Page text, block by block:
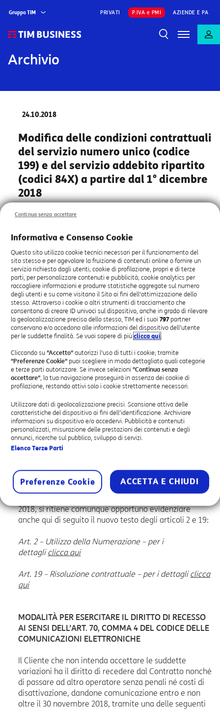
Gruppo TIM PRIVATI P.IVA e PMI AZIENDE E PA
Archivio
24.10.2018
Modifica delle condizioni contrattuali
del servizio numero unico (codice
199) e del servizio addebito ripartito
(codici 84X) a partire dal 1° dicembre
2018
A partiredal 1° dicembre 2018
regolano il “Servizio Numero Unico e Addebito
Ripartito” di seguito specificate, ai sensi della vigente
normativa, con particolare riferimento alle Delibere
AGCom n. 8/15/CIR e n. 133/18/CIR e successive
modifiche e integrazioni (di seguito s.m.i.).
Sono stati quindi modificati i seguenti articoli:
Art. 2 – Utilizzo della Numerazione; Art. 4 –
Perfezionamento, Durata del Contratto – Recesso; Art.
offerta del Servizio – modifiche; Art. 11 – Trattamento
dei dati personali ai sensi del D. Lgs. 196/03; Art. 12 –
Informazioni da fornire al chiamante Delibera 8/15/CIR
e s.m.i.; ART. 16 – Nullità delle clausole; ART. 17 –
Indennità per il ritardato pagamento – rivalsa; Art. 18
– Sospensione del Servizio per ritardato pagamento;
Art. 19 – Risoluzione contrattuale.
Il testo integrale aggiornato delle Condizioni
sottoscrittori, oppure è consultabilequi
2018, si ritiene comunque opportuno evidenziare
anche qui di seguito il nuovo testo degli articoli 2 e 19:
Art. 2 – Utilizzo della Numerazione – per i
dettagliclicca qui
Art. 19 – Risoluzione contrattuale – per i dettagliclicca
qui
MODALITÀ PER ESERCITARE IL DIRITTO DI RECESSO
AI SENSI DELL’ART. 70, COMMA 4 DEL CODICE DELLE
COMUNICAZIONI ELETTRONICHE
Il Cliente che non intenda accettare le suddette
variazioni ha il diritto di recedere dal Contratto nonché
di passare ad altro operatore senza penali né costi di
disattivazione, dandone comunicazione entro e non
oltre il 30 novembre 2018, tramite una delle seguenti
Informativa e Consenso Cookie
Questo sito utilizza cookie tecnici necessari per il funzionamento del
sito stesso e per agevolare la fruizione di contenuti online o fornire un
servizio richiesto dagli utenti; cookie di profilazione, propri e di terze
parti, per personalizzare contenuti e pubblicità; cookie analytics per
raccogliere informazioni e produrre statistiche aggregate sul numero
degli utenti e su come visitano il Sito ai fini dell'ottimizzazione dello
stesso. Attraverso i cookie o altri strumenti di tracciamento che
consentono di creare ID univoci sul dispositivo, anche in grado di rilevare
la geolocalizzazione precisa dello stesso, TIM ed i suoi 797partner
conservano e/o accedono alle informazioni del dispositivo dell’utente
per le suddette finalità. Se vuoi sapere di più clicca qui.
Cliccando su "Accetto" autorizzi l'uso di tutti i cookie; tramite
"Preferenze Cookie" puoi scegliere in modo dettagliato quali categorie
e terze parti autorizzare. Se invece selezioni "Continua senza
accettare", la tua navigazione proseguirà in assenza dei cookie di
profilazione, restando attivi solo i cookie strettamente necessari.
Utilizzare dati di geolocalizzazione precisi. Scansione attiva delle
caratteristiche del dispositivo ai fini dell’identificazione. Archiviare
informazioni su dispositivo e/o accedervi. Pubblicità e contenuti
personalizzati, misurazione delle prestazioni dei contenuti e degli
annunci, ricerche sul pubblico, sviluppo di servizi.
Elenco Terze Parti
Preferenze Cookie ACCETTA E CHIUDI
Continua senza accettare